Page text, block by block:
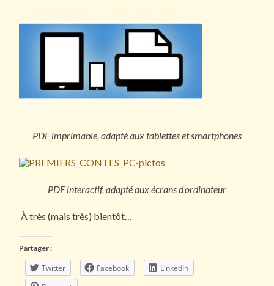
PDF imprimable, adapté aux tablettes et smartphones
PDF interactif, adapté aux écrans d’ordinateur
À très (mais très) bientôt…
Partager :
Twitter Facebook
LinkedIn